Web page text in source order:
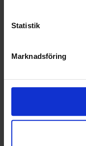
Statistik
Marknadsföring
KUNDTJÄNST